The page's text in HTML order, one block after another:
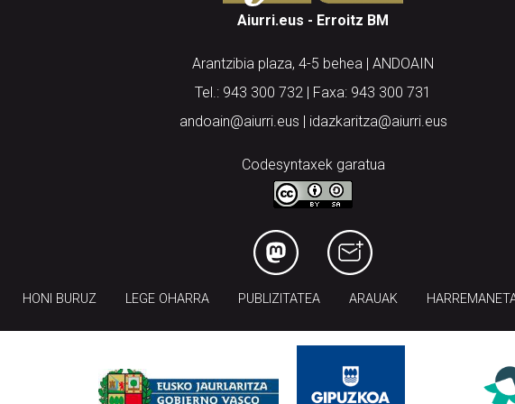
Aiurri.eus - Erroitz BM
Arantzibia plaza, 4-5 behea | ANDOAIN
Tel.: 943 300 732 | Faxa: 943 300 731
andoain@aiurri.eus | idazkaritza@aiurri.eus
Codesyntaxek garatua
HONI BURUZ LEGE OHARRA PUBLIZITATEA ARAUAK